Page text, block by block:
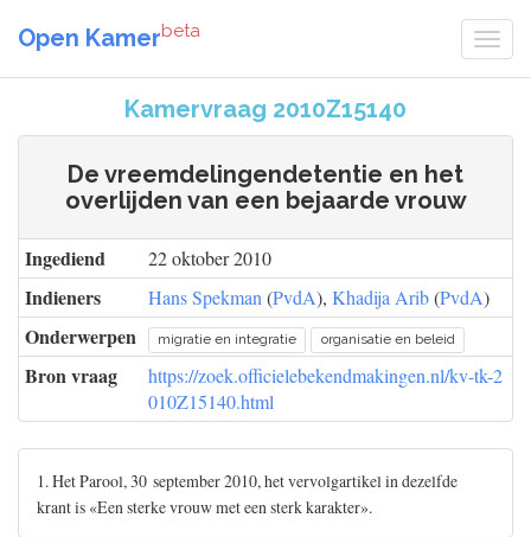
Open Kamerbeta
Kamervraag 2010Z15140
De vreemdelingendetentie en het
overlijden van een bejaarde vrouw
Ingediend 22 oktober 2010
Indieners Hans Spekman (PvdA), Khadija Arib(PvdA)
Onderwerpen migratie en integratie organisatie en beleid
Bron vraag
https://zoek.officielebekendmakingen.nl/kv-tk-2
010Z15140.html
1. Het Parool, 30 september 2010, het vervolgartikel in dezelfde
krant is «Een sterke vrouw met een sterk karakter».